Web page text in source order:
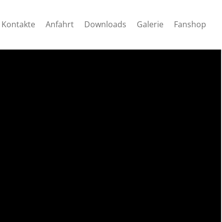
Kontakte Anfahrt Downloads Galerie Fanshop